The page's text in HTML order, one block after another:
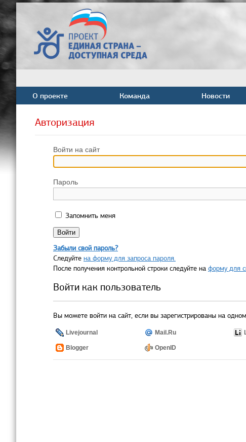
О проекте Команда Новости
Авторизация
Войти на сайт
Пароль
Запомнить меня
Забыли свой пароль?
Следуйте на форму для запроса пароля.
После получения контрольной строки следуйте на форму для
Войти как пользователь
Вы можете войти на сайт, если вы зарегистрированы на одном
Livejournal Mail.Ru
Blogger OpenID